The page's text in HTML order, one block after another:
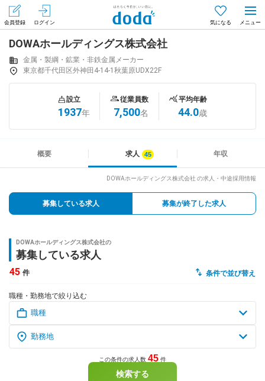
会員登録 ログイン 気になる
会員登録（無料）
はじめてdodaをご利用される方へ
求人を紹介してもらう
知りたい・聞きたい
専門サイト
対応時間：10:00～22:00(日曜・年末年始を除く)
自動案内は24時間365日対応
転職の「モヤモヤ」、一人で悩まず
気軽に相談してみませんか？
dodaの使い方は？
DOWAホールディングス株式会社
金属・製綱・鉱業・非鉄金属メーカー
東京都千代田区外神田4-14-1秋葉原UDX22F
設立
1937年
従業員数
7,500名
平均年齢
44.0歳
概要 求人 年収
DOWAホールディングス株式会社 の求人・中途採用情報
募集している求人 募集が終了した求人
DOWAホールディングス株式会社の
募集している求人
45 件 条件で並び替え
職種・勤務地で絞り込む
この条件の求人数 45 件
検索する